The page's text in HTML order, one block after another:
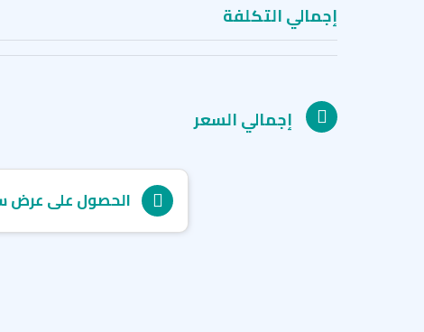
إجمالي التكلفة
إجمالي السعر
الحصول على عرض